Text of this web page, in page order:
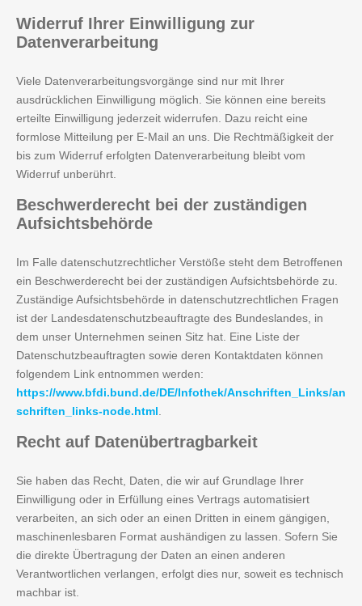
Widerruf Ihrer Einwilligung zur
Datenverarbeitung
Viele Datenverarbeitungsvorgänge sind nur mit Ihrer
ausdrücklichen Einwilligung möglich. Sie können eine bereits
erteilte Einwilligung jederzeit widerrufen. Dazu reicht eine
formlose Mitteilung per E-Mail an uns. Die Rechtmäßigkeit der
bis zum Widerruf erfolgten Datenverarbeitung bleibt vom
Widerruf unberührt.
Beschwerderecht bei der zuständigen
Aufsichtsbehörde
Im Falle datenschutzrechtlicher Verstöße steht dem Betroffenen
ein Beschwerderecht bei der zuständigen Aufsichtsbehörde zu.
Zuständige Aufsichtsbehörde in datenschutzrechtlichen Fragen
ist der Landesdatenschutzbeauftragte des Bundeslandes, in
dem unser Unternehmen seinen Sitz hat. Eine Liste der
Datenschutzbeauftragten sowie deren Kontaktdaten können
folgendem Link entnommen werden:
https://www.bfdi.bund.de/DE/Infothek/Anschriften_Links/an
schriften_links-node.html
Recht auf Datenübertragbarkeit
Sie haben das Recht, Daten, die wir auf Grundlage Ihrer
Einwilligung oder in Erfüllung eines Vertrags automatisiert
verarbeiten, an sich oder an einen Dritten in einem gängigen,
maschinenlesbaren Format aushändigen zu lassen. Sofern Sie
die direkte Übertragung der Daten an einen anderen
Verantwortlichen verlangen, erfolgt dies nur, soweit es technisch
machbar ist.